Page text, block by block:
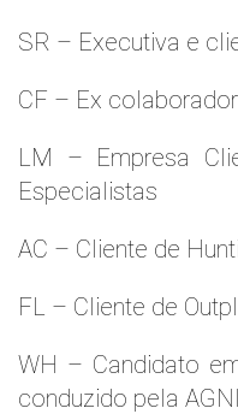
SR – Executiva e
CF – Ex
LM – Empresa
Especialistas
AC – Cliente de
FL – Cliente de
WH – Candidato
conduzido pela